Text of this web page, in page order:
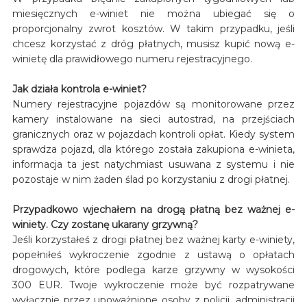
miesięcznych e-winiet nie można ubiegać się o
proporcjonalny zwrot kosztów. W takim przypadku, jeśli
chcesz korzystać z dróg płatnych, musisz kupić nową e-
winietę dla prawidłowego numeru rejestracyjnego.
Jak działa kontrola e-winiet?
Numery rejestracyjne pojazdów są monitorowane przez
kamery instalowane na sieci autostrad, na przejściach
granicznych oraz w pojazdach kontroli opłat. Kiedy system
sprawdza pojazd, dla którego została zakupiona e-winieta,
informacja ta jest natychmiast usuwana z systemu i nie
pozostaje w nim żaden ślad po korzystaniu z drogi płatnej.
Przypadkowo wjechałem na drogą płatną bez ważnej e-
winiety. Czy zostanę ukarany grzywną?
Jeśli korzystałeś z drogi płatnej bez ważnej karty e-winiety,
popełniłeś wykroczenie zgodnie z ustawą o opłatach
drogowych, które podlega karze grzywny w wysokości
300 EUR. Twoje wykroczenie może być rozpatrywane